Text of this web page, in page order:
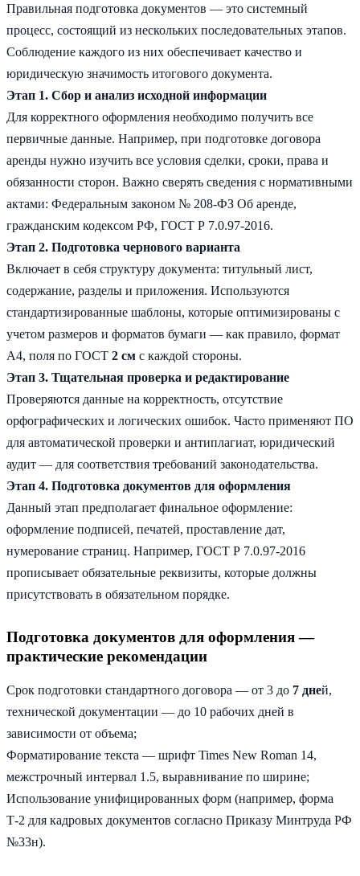
Правильная подготовка документов — это системный
процесс, состоящий из нескольких последовательных этапов.
Соблюдение каждого из них обеспечивает качество и
юридическую значимость итогового документа.
Этап 1. Сбор и анализ исходной информации
Для корректного оформления необходимо получить все
первичные данные. Например, при подготовке договора
аренды нужно изучить все условия сделки, сроки, права и
обязанности сторон. Важно сверять сведения с нормативными
актами: Федеральным законом № 208-ФЗ Об аренде,
гражданским кодексом РФ, ГОСТ Р 7.0.97-2016.
Этап 2. Подготовка чернового варианта
Включает в себя структуру документа: титульный лист,
содержание, разделы и приложения. Используются
стандартизированные шаблоны, которые оптимизированы с
учетом размеров и форматов бумаги — как правило, формат
А4, поля по ГОСТ 2 см с каждой стороны.
Этап 3. Тщательная проверка и редактирование
Проверяются данные на корректность, отсутствие
орфографических и логических ошибок. Часто применяют ПО
для автоматической проверки и антиплагиат, юридический
аудит — для соответствия требований законодательства.
Этап 4. Подготовка документов для оформления
Данный этап предполагает финальное оформление:
оформление подписей, печатей, проставление дат,
нумерование страниц. Например, ГОСТ Р 7.0.97-2016
прописывает обязательные реквизиты, которые должны
присутствовать в обязательном порядке.
Подготовка документов для оформления —
практические рекомендации
Срок подготовки стандартного договора — от 3 до 7 дней,
технической документации — до 10 рабочих дней в
зависимости от объема;
Форматирование текста — шрифт Times New Roman 14,
межстрочный интервал 1.5, выравнивание по ширине;
Использование унифицированных форм (например, форма
Т-2 для кадровых документов согласно Приказу Минтруда РФ
№33н).